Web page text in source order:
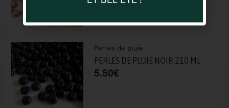
Perles de pluie
PERLES DE PLUIE NOIR 210 ML
5.50€